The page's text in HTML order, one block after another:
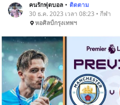
คนรักฟุตบอล • ติดตาม
30 ธ.ค. 2023 เวลา 08:23 • กีฬา
หอศิลป์กรุงเทพฯ